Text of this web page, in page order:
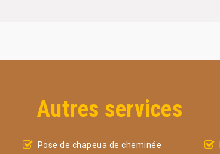
Autres services
Pose de chapeua de cheminée